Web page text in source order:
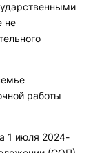
не
работы
1 июля 2024-